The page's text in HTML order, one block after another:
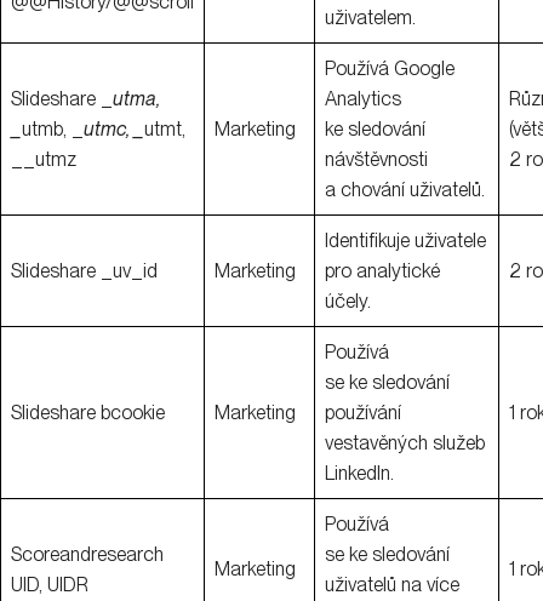
uživatelem.
Slideshare _ utma,
utmb, _ utmc, _ utmt,
__utmz
Marketing
Používá Google
Analytics
ke sledování
návštěvnosti
a chování uživatelů.
2
Slideshare _uv_id Marketing
Identifikuje uživatele
pro analytické
účely.
2
Slideshare bcookie Marketing
Používá
se ke sledování
používání
vestavěných služeb
LinkedIn.
1
Scoreandresearch
UID, UIDR
Marketing
Používá
se ke sledování
uživatelů na více
1